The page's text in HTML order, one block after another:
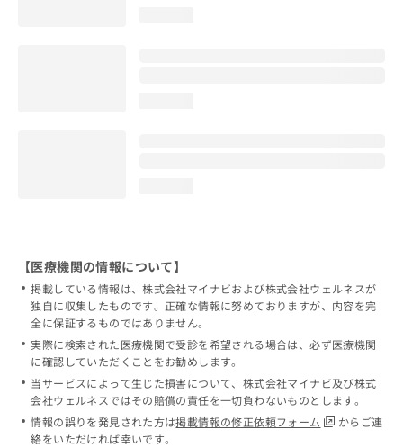
【医療機関の情報について】
掲載している情報は、株式会社マイナビおよび株式会社ウェルネスが
独自に収集したものです。正確な情報に努めておりますが、内容を完
全に保証するものではありません。
実際に検索された医療機関で受診を希望される場合は、必ず医療機関
に確認していただくことをお勧めします。
当サービスによって生じた損害について、株式会社マイナビ及び株式
会社ウェルネスではその賠償の責任を一切負わないものとします。
情報の誤りを発見された方は掲載情報の修正依頼フォーム
からご連
絡をいただければ幸いです。